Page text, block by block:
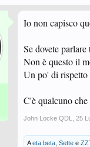
Io non capisco
Se dovete
Non è questo il
Un po' di rispetto
C'è qualcuno
John Locke QDL 25
Aeta beta Sette e